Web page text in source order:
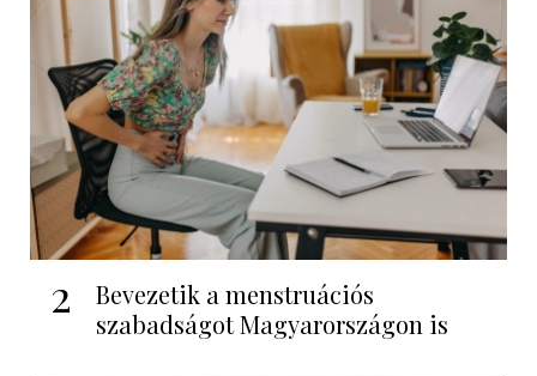
2
Bevezetik a menstruációs
szabadságot Magyarországon is